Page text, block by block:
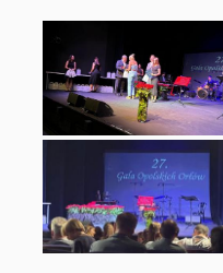
Publiczna
Szkoła